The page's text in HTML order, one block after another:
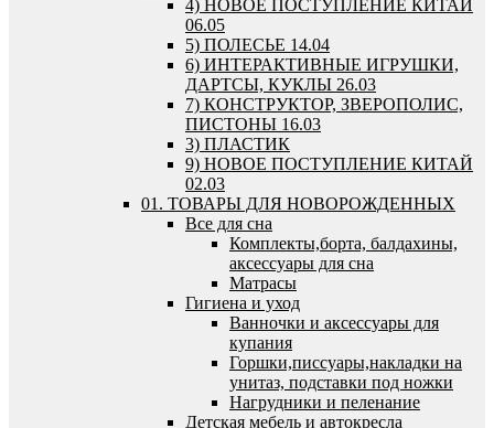
4) НОВОЕ ПОСТУПЛЕНИЕ КИТАЙ
06.05
5) ПОЛЕСЬЕ 14.04
6) ИНТЕРАКТИВНЫЕ ИГРУШКИ,
ДАРТСЫ, КУКЛЫ 26.03
7) КОНСТРУКТОР, ЗВЕРОПОЛИС,
ПИСТОНЫ 16.03
3) ПЛАСТИК
9) НОВОЕ ПОСТУПЛЕНИЕ КИТАЙ
02.03
01. ТОВАРЫ ДЛЯ НОВОРОЖДЕННЫХ
Все для сна
Комплекты,борта, балдахины,
аксессуары для сна
Матрасы
Гигиена и уход
Ванночки и аксессуары для
купания
Горшки,писсуары,накладки на
унитаз, подставки под ножки
Нагрудники и пеленание
Детская мебель и автокресла